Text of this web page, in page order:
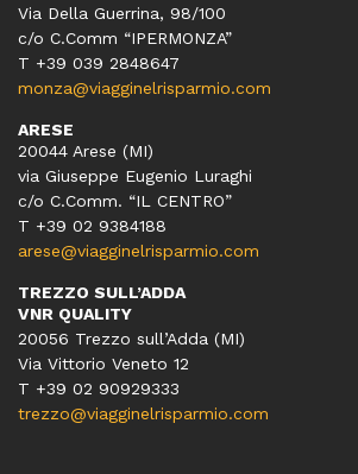
Via Della Guerrina, 98/100
c/o C.Comm “IPERMONZA”
T +39 039 2848647
monza@viagginelrisparmio.com
ARESE
20044 Arese (MI)
via Giuseppe Eugenio Luraghi
c/o C.Comm. “IL CENTRO”
T +39 02 9384188
arese@viagginelrisparmio.com
TREZZO SULL’ADDA
VNR QUALITY
20056 Trezzo sull’Adda (MI)
Via Vittorio Veneto 12
T +39 02 90929333
trezzo@viagginelrisparmio.com